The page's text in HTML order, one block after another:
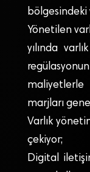
bölgesindeki
Yönetilen
yılında
marjları
Varlık
çekiyor;
Digital